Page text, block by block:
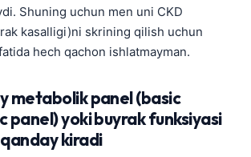
Shuning uchun men uni CKD
kasalligi)ni skrining qilish uchun
hech qachon ishlatmayman.
metabolik panel (basic
panel) yoki buyrak funksiyasi
kiradi